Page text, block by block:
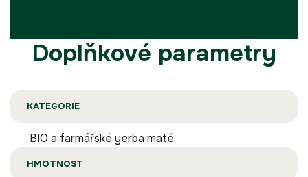
Doplňkové parametry
KATEGORIE
BIO a farmářské yerba maté
HMOTNOST